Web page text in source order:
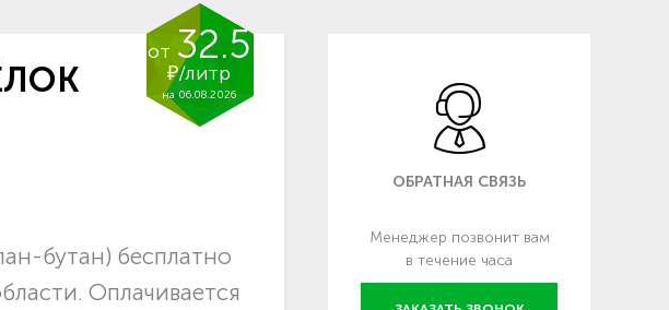
от 32.5
₽/литр
на 06.08.2026
бутан) бесплатно
Оплачивается
ОБРАТНАЯ СВЯЗЬ
Менеджер позвонит вам
в течение часа